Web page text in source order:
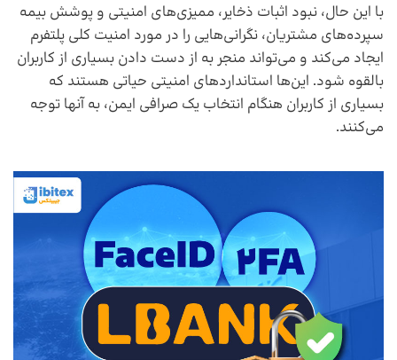
با این حال، نبود اثبات ذخایر، ممیزی‌های امنیتی و پوشش بیمه
سپرده‌های مشتریان، نگرانی‌هایی را در مورد امنیت کلی پلتفرم
ایجاد می‌کند و می‌تواند منجر به از دست دادن بسیاری از کاربران
بالقوه شود. این‌ها استانداردهای امنیتی حیاتی هستند که
بسیاری از کاربران هنگام انتخاب یک صرافی ایمن، به آنها توجه
می‌کنند.